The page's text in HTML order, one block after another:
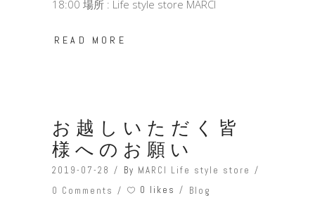
18:00 場所 : Life style store MARCI
READ MORE
お越しいただく皆
様へのお願い
2019-07-28 By MARCI Life style store
0 Comments
0 likes Blog